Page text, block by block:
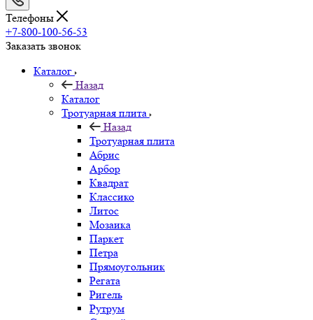
Телефоны
+7-800-100-56-53
Заказать звонок
Каталог
Назад
Каталог
Тротуарная плита
Назад
Тротуарная плита
Абрис
Арбор
Квадрат
Классико
Литос
Мозаика
Паркет
Петра
Прямоугольник
Регата
Ригель
Рутрум